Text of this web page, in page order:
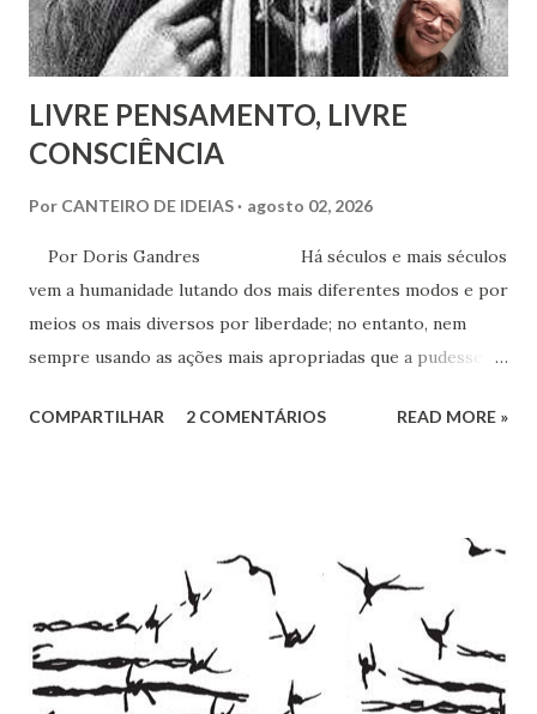
seu método em Paris. Pestalozzi, com seu caráter emotivo
e amoroso, não era de ...
LIVRE PENSAMENTO, LIVRE
CONSCIÊNCIA
Por CANTEIRO DE IDEIAS agosto 02, 2026
Por Doris Gandres Há séculos e mais séculos
vem a humanidade lutando dos mais diferentes modos e por
meios os mais diversos por liberdade; no entanto, nem
sempre usando as ações mais apropriadas que a pudessem
aspecto material, terreno... Mesmo civilizações,
onde vige pressão, opressão, cerceamento, coação e
censura. E não podemos falar apenas do ponto de vista
geral, social, de cidadania, de direitos humanos etc, mas
também de segmentos religiosos e, nesse campo,
lamentavelmente, o meio/movimento espírita não está
COMPARTILHAR 2 COMENTÁRIOS READ MORE »